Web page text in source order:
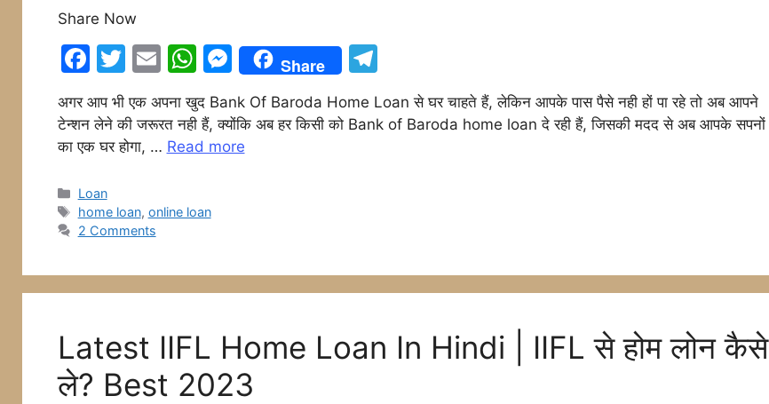
Share Now
F
c
e
o
o
T
itt
er
E
ai
l
W
h
at
s
p
p
M
e
s
s
Share
T
e
अगर आप भी एक अपना खुद Bank Of Baroda Home Loan से घर चाहते हैं, लेकिन आपके पास पैसे नही हों पा रहे तो अब आपने
टेन्शन लेने की जरूरत नही हैं, क्योंकि अब हर किसी को Bank of Baroda home loan दे रही हैं, जिसकी मदद से अब आपके सपनों
का एक घर होगा, … Read more
Categories
Loan
Tags
home loan, online loan
2 Comments
Latest IIFL Home Loan In Hindi | IIFL से होम लोन कैसे
ले? Best 2023